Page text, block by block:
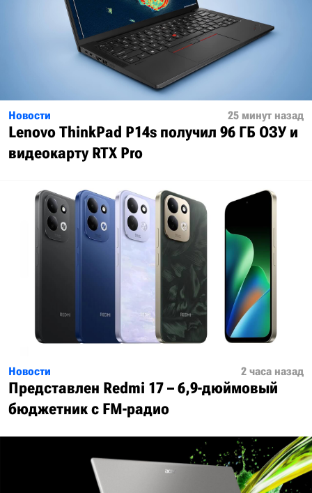
Новости 25 минут назад
Lenovo ThinkPad P14s получил 96 ГБ ОЗУ и
видеокарту RTX Pro
Новости 2 часа назад
Представлен Redmi 17 – 6,9-дюймовый
бюджетник с FM-радио